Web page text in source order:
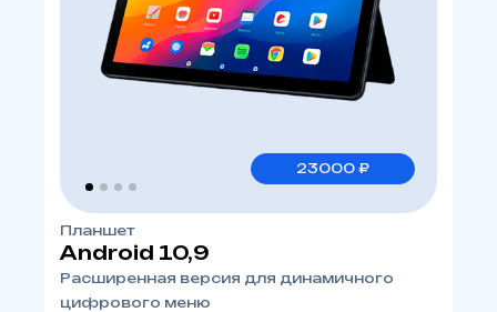
23000 ₽
Планшет
Android 10,9
Расширенная версия для динамичного
цифрового меню